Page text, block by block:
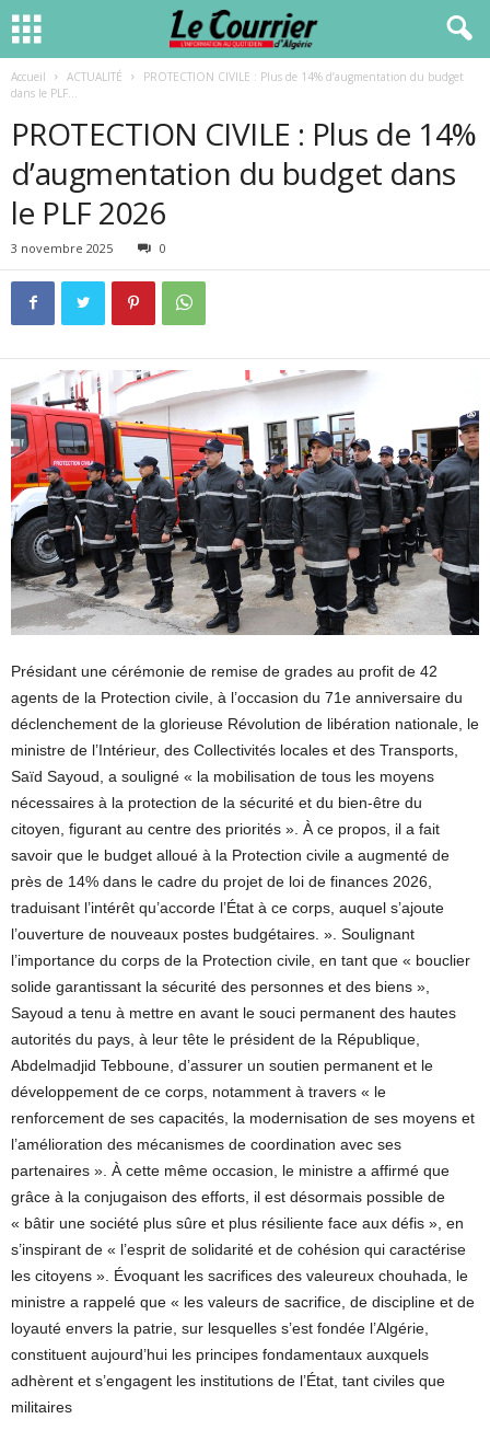
Accueil ACTUALITÉ
PROTECTION CIVILE : Plus de 14% d’augmentation du budget
dans le PLF...
PROTECTION CIVILE : Plus de 14%
d’augmentation du budget dans
le PLF 2026
3 novembre 2025 0
Présidant une cérémonie de remise de grades au profit de 42
agents de la Protection civile, à l’occasion du 71e anniversaire du
déclenchement de la glorieuse Révolution de libération nationale, le
ministre de l’Intérieur, des Collectivités locales et des Transports,
Saïd Sayoud, a souligné « la mobilisation de tous les moyens
nécessaires à la protection de la sécurité et du bien-être du
citoyen, figurant au centre des priorités ». À ce propos, il a fait
savoir que le budget alloué à la Protection civile a augmenté de
près de 14% dans le cadre du projet de loi de finances 2026,
traduisant l’intérêt qu’accorde l’État à ce corps, auquel s’ajoute
l’ouverture de nouveaux postes budgétaires. ». Soulignant
l’importance du corps de la Protection civile, en tant que « bouclier
solide garantissant la sécurité des personnes et des biens »,
Sayoud a tenu à mettre en avant le souci permanent des hautes
autorités du pays, à leur tête le président de la République,
Abdelmadjid Tebboune, d’assurer un soutien permanent et le
développement de ce corps, notamment à travers « le
renforcement de ses capacités, la modernisation de ses moyens et
l’amélioration des mécanismes de coordination avec ses
partenaires ». À cette même occasion, le ministre a affirmé que
grâce à la conjugaison des efforts, il est désormais possible de
« bâtir une société plus sûre et plus résiliente face aux défis », en
s’inspirant de « l’esprit de solidarité et de cohésion qui caractérise
les citoyens ». Évoquant les sacrifices des valeureux chouhada, le
ministre a rappelé que « les valeurs de sacrifice, de discipline et de
loyauté envers la patrie, sur lesquelles s’est fondée l’Algérie,
constituent aujourd’hui les principes fondamentaux auxquels
adhèrent et s’engagent les institutions de l’État, tant civiles que
militaires